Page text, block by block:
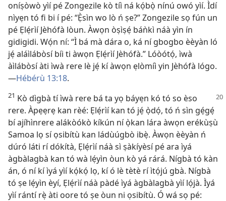
oníṣòwò yìí pé Zongezile kò tíì ná kọ́bọ̀ nínú owó yìí. Ìdí
nìyẹn tó fi bi í pé: “Ẹ̀sìn wo lò ń ṣe?” Zongezile sọ fún un
pé Ẹlẹ́rìí Jèhófà lòun. Àwọn òṣìṣẹ́ báǹkì náà yìn ín
gidigidi. Wọ́n ní: “Ì bá mà dára o, ká ní gbogbo èèyàn ló
jẹ́ aláìlábòsí bíi ti àwọn Ẹlẹ́rìí Jèhófà.” Lóòótọ́, ìwà
àìlábòsí àti ìwà rere lè jẹ́ kí àwọn ẹlòmíì yin Jèhófà lógo.
—Hébérù 13:18.
21 Kò dìgbà tí ìwà rere bá ta yọ báyẹn kó tó so èso
rere. Àpẹẹrẹ kan rèé: Ẹlẹ́rìí kan tó jẹ́ ọ̀dọ́, tó ń sìn gẹ́gẹ́
bí ajíhìnrere alákòókò kíkún ní ọ̀kan lára àwọn erékùṣù
Samoa lọ sí ọsibítù kan ládùúgbò ibẹ̀. Àwọn èèyàn ń
dúró láti rí dókítà, Ẹlẹ́rìí náà sì ṣàkíyèsí pé ara ìyá
àgbàlagbà kan tó wà lẹ́yìn òun kò yá rárá. Nígbà tó kàn
án, ó ní kí ìyá yìí kọ́kọ́ lọ, kí ó lè tètè rí ìtọ́jú gbà. Nígbà
tó ṣe lẹ́yìn èyí, Ẹlẹ́rìí náà pàdé ìyá àgbàlagbà yìí lọ́jà. Ìyá
yìí rántí rẹ̀ àti oore tó ṣe òun ni ọsibítù. Ó wá sọ pé: